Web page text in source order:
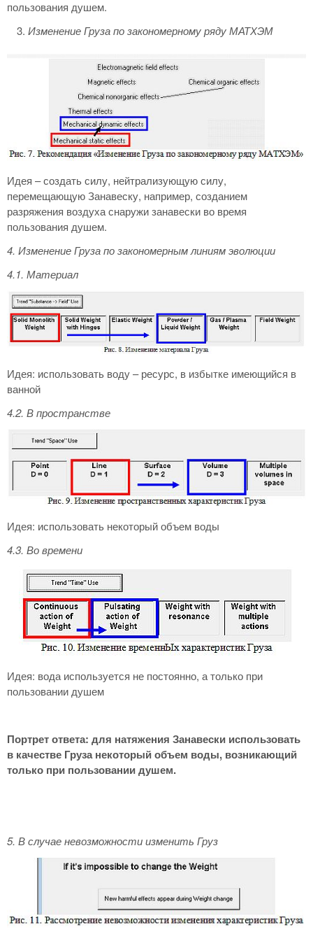
пользования душем.
Изменение Груза по закономерному ряду МАТХЭМ
Идея – создать силу, нейтрализующую силу,
перемещающую Занавеску, например, созданием
разряжения воздуха снаружи занавески во время
пользования душем.
4. Изменение Груза по закономерным линиям эволюции
4.1. Материал
Идея: использовать воду – ресурс, в избытке имеющийся в
ванной
4.2. В пространстве
Идея: использовать некоторый объем воды
4.3. Во времени
Идея: вода используется не постоянно, а только при
пользовании душем
Портрет ответа: для натяжения Занавески использовать
в качестве Груза некоторый объем воды, возникающий
только при пользовании душем.
5. В случае невозможности изменить Груз